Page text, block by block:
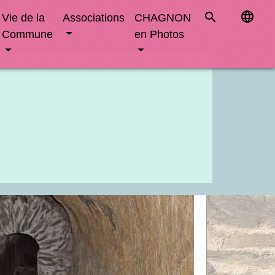
Vie de la
Commune
Associations
CHAGNON
en Photos
search language